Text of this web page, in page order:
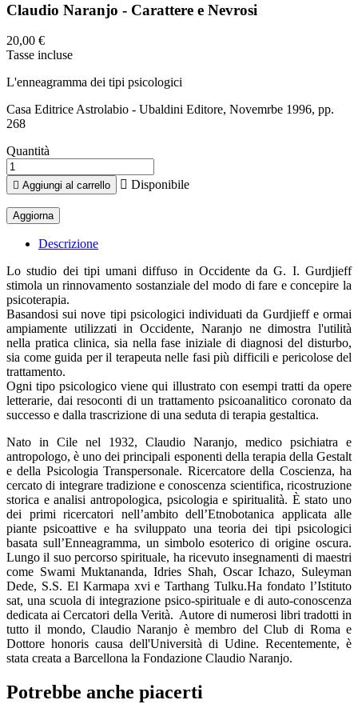
Claudio Naranjo - Carattere e Nevrosi
20,00 €
Tasse incluse
L'enneagramma dei tipi psicologici
Casa Editrice Astrolabio - Ubaldini Editore, Novemrbe 1996, pp.
268
Quantità
 Aggiungi al carrello  Disponibile
Descrizione
Lo studio dei tipi umani diffuso in Occidente da G. I. Gurdjieff
stimola un rinnovamento sostanziale del modo di fare e concepire la
psicoterapia.
Basandosi sui nove tipi psicologici individuati da Gurdjieff e ormai
ampiamente utilizzati in Occidente, Naranjo ne dimostra l'utilità
nella pratica clinica, sia nella fase iniziale di diagnosi del disturbo,
sia come guida per il terapeuta nelle fasi più difficili e pericolose del
trattamento.
Ogni tipo psicologico viene qui illustrato con esempi tratti da opere
letterarie, dai resoconti di un trattamento psicoanalitico coronato da
successo e dalla trascrizione di una seduta di terapia gestaltica.
Nato in Cile nel 1932, Claudio Naranjo, medico psichiatra e
antropologo, è uno dei principali esponenti della terapia della Gestalt
e della Psicologia Transpersonale. Ricercatore della Coscienza, ha
cercato di integrare tradizione e conoscenza scientifica, ricostruzione
storica e analisi antropologica, psicologia e spiritualità. È stato uno
dei primi ricercatori nell’ambito dell’Etnobotanica applicata alle
piante psicoattive e ha sviluppato una teoria dei tipi psicologici
basata sull’Enneagramma, un simbolo esoterico di origine oscura.
Lungo il suo percorso spirituale, ha ricevuto insegnamenti di maestri
come Swami Muktananda, Idries Shah, Oscar Ichazo, Suleyman
Dede, S.S. El Karmapa xvi e Tarthang Tulku.Ha fondato l’Istituto
sat, una scuola di integrazione psico-spirituale e di auto-conoscenza
dedicata ai Cercatori della Verità. Autore di numerosi libri tradotti in
tutto il mondo, Claudio Naranjo è membro del Club di Roma e
Dottore honoris causa dell'Università di Udine. Recentemente, è
stata creata a Barcellona la Fondazione Claudio Naranjo.
Potrebbe anche piacerti